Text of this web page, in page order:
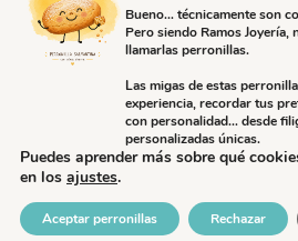
© 2024 RAMOS JOYERÍA
DESARROLLO:MARES VIRTUALES
Bueno… técnicamente son
Pero siendo Ramos Joyería,
llamarlas perronillas.
Las migas de estas
experiencia, recordar tus
con personalidad… desde
personalizadas únicas.
Puedes aprender más sobre qué
en los ajustes.
Aceptar perronillas Rechazar